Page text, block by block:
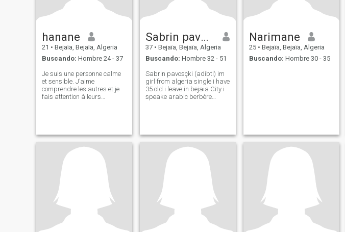
hanane
21 • Bejaïa, Bejaïa, Algeria
Buscando: Hombre 24 - 37
Je suis une personne calme
et sensible. J’aime
comprendre les autres et je
fais attention à leurs
peux être réservée au début,
mais quand je sui
Sabrin pavosçki
37 • Bejaïa, Bejaïa, Algeria
Buscando: Hombre 32 - 51
Sabrin pavosçki (adibti) im
girl from algeria single i have
35 old i leave in bejaia City i
speake arabic berbère
write story . And c
Narimane
25 • Bejaïa, Bejaïa, Algeria
Buscando: Hombre 30 - 35